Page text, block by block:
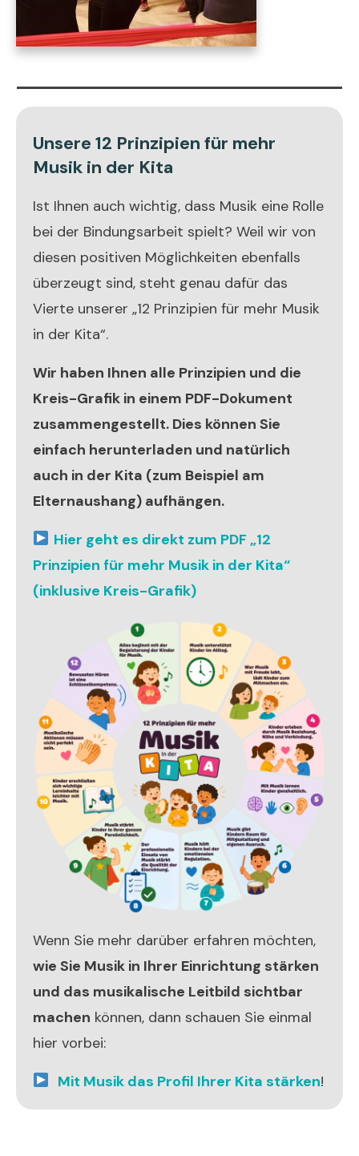
Unsere 12 Prinzipien für mehr
Musik in der Kita
Ist Ihnen auch wichtig, dass Musik eine Rolle
bei der Bindungsarbeit spielt? Weil wir von
diesen positiven Möglichkeiten ebenfalls
überzeugt sind, steht genau dafür das
Vierte unserer „12 Prinzipien für mehr Musik
in der Kita“.
Wir haben Ihnen alle Prinzipien und die
Kreis-Grafik in einem PDF-Dokument
zusammengestellt. Dies können Sie
einfach herunterladen und natürlich
auch in der Kita (zum Beispiel am
Elternaushang) aufhängen.
Hier geht es direkt zum PDF „12
Prinzipien für mehr Musik in der Kita“
(inklusive Kreis-Grafik)
Wenn Sie mehr darüber erfahren möchten,
wie Sie Musik in Ihrer Einrichtung stärken
und das musikalische Leitbild sichtbar
machen können, dann schauen Sie einmal
hier vorbei:
Mit Musik das Profil Ihrer Kita stärken!